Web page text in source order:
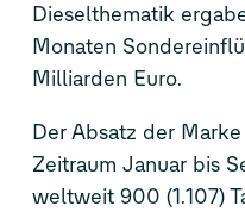
Dieselthematik
Monaten
Milliarden Euro.
Der Absatz der Marke
Zeitraum Januar bis
weltweit 900 (1.107) Tausend Fahrzeuge. Die